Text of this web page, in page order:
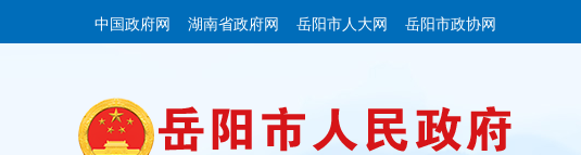
中国政府网 湖南省政府网 岳阳市人大网 岳阳市政协网